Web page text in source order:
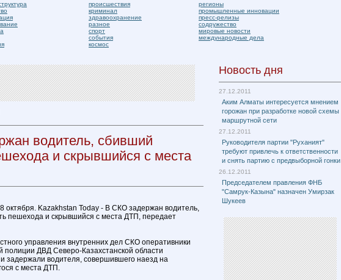
происшествия
криминал
здравоохранение
разное
спорт
события
космос
регионы
промышленные инновации
пресс-релизы
содружество
мировые новости
международные дела
водитель, сбивший
и скрывшийся с места
октября. Kazakhstan Today - В СКО задержан водитель,
пешехода и скрывшийся с места ДТП, передает
управления внутренних дел СКО оперативники
полиции ДВД Северо-Казахстанской области
и задержали водителя, совершившего наезд на
с места ДТП.
Новость дня
27.12.2011
Аким Алматы интересуется мнением
горожан при разработке новой схемы
маршрутной сети
27.12.2011
Руководителя партии "Руханият"
требуют привлечь к ответственности
и снять партию с предвыборной гонки
26.12.2011
Председателем правления ФНБ
"Самрук-Казына" назначен Умирзак
Шукеев